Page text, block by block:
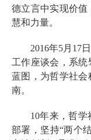
德立言中实现价值
慧和力量。
2016年5月17
工作座谈会，系
蓝图，为哲学社会
南。
10年来，哲
部署，坚持“两个